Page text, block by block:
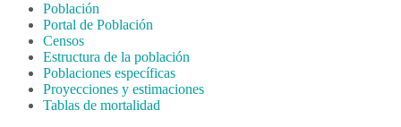
Población
Portal de Población
Censos
Estructura de la población
Poblaciones específicas
Proyecciones y estimaciones
Tablas de mortalidad